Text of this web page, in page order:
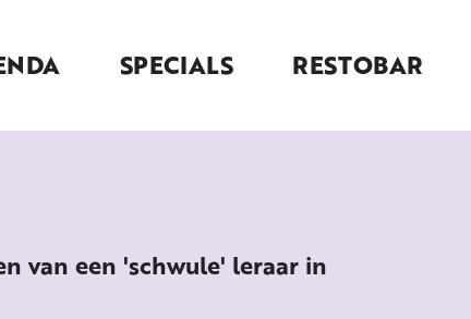
SPECIALS RESTOBAR
van een 'schwule' leraar in